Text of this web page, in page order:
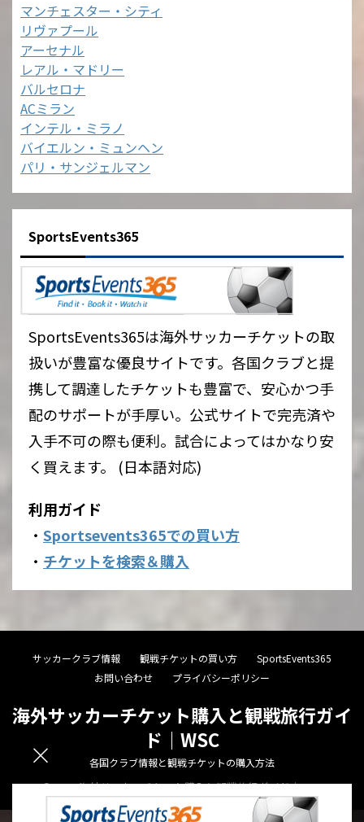
マンチェスター・シティ
リヴァプール
アーセナル
レアル・マドリー
バルセロナ
ACミラン
インテル・ミラノ
バイエルン・ミュンヘン
パリ・サンジェルマン
SportsEvents365
SportsEvents365は海外サッカーチケットの取
扱いが豊富な優良サイトです。各国クラブと提
携して調達したチケットも豊富で、安心かつ手
配のサポートが手厚い。公式サイトで完売済や
入手不可の際も便利。試合によってはかなり安
く買えます。 (日本語対応)
利用ガイド
・ Sportsevents365での買い方
・ チケットを検索＆購入
サッカークラブ情報 観戦チケットの買い方
SportsEvents365
お問い合わせ
プライバシーポリシー
海外サッカーチケット購入と観戦旅行ガイ
ド｜WSC
各国クラブ情報と観戦チケットの購入方法
© 2026 海外サッカーチケット購入と観戦旅行ガイド｜WSC